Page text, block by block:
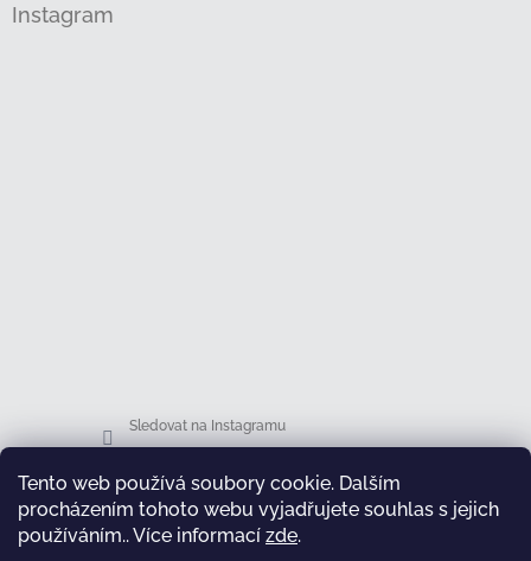
Tento web používá soubory cookie. Dalším
procházením tohoto webu vyjadřujete souhlas s jejich
používáním.. Více informací zde.
Instagram
Sledovat na Instagramu
Facebook